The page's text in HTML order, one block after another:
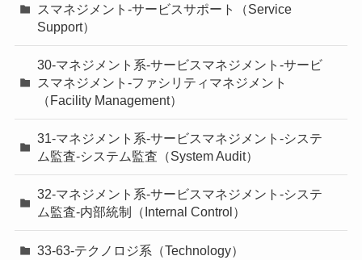
スマネジメント-サービスサポート（Service
Support）
30-マネジメント系-サービスマネジメント-サービ
スマネジメント-ファシリティマネジメント
（Facility Management）
31-マネジメント系-サービスマネジメント-システ
ム監査-システム監査（System Audit）
32-マネジメント系-サービスマネジメント-システ
ム監査-内部統制（Internal Control）
33-63-テクノロジ系（Technology）